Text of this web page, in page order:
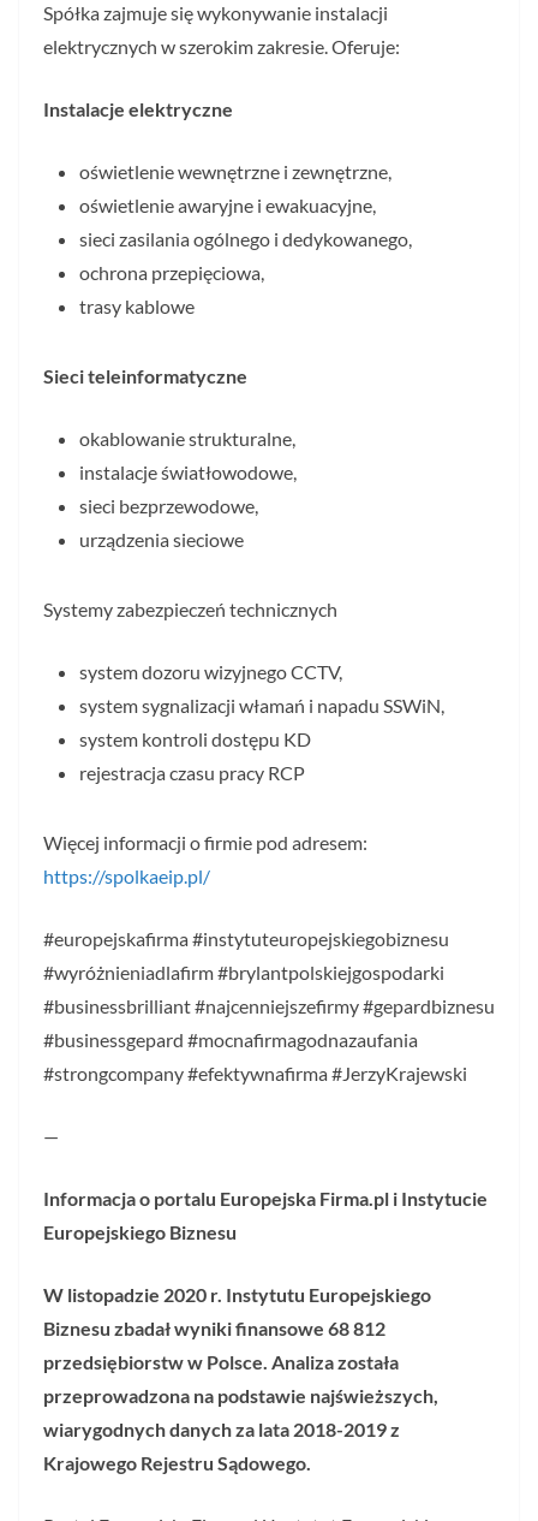
Spółka zajmuje się wykonywanie instalacji
elektrycznych w szerokim zakresie. Oferuje:
Instalacje elektryczne
oświetlenie wewnętrzne i zewnętrzne,
oświetlenie awaryjne i ewakuacyjne,
sieci zasilania ogólnego i dedykowanego,
ochrona przepięciowa,
trasy kablowe
Sieci teleinformatyczne
okablowanie strukturalne,
instalacje światłowodowe,
sieci bezprzewodowe,
urządzenia sieciowe
Systemy zabezpieczeń technicznych
system dozoru wizyjnego CCTV,
system sygnalizacji włamań i napadu SSWiN,
system kontroli dostępu KD
rejestracja czasu pracy RCP
Więcej informacji o firmie pod adresem:
https://spolkaeip.pl/
#europejskafirma #instytuteuropejskiegobiznesu
#wyróżnieniadlafirm #brylantpolskiejgospodarki
#businessbrilliant #najcenniejszefirmy #gepardbiznesu
#businessgepard #mocnafirmagodnazaufania
#strongcompany #efektywnafirma #JerzyKrajewski
—
Informacja o portalu Europejska Firma.pl i Instytucie
Europejskiego Biznesu
W listopadzie 2020 r. Instytutu Europejskiego
Biznesu zbadał wyniki finansowe 68 812
przedsiębiorstw w Polsce. Analiza została
przeprowadzona na podstawie najświeższych,
wiarygodnych danych za lata 2018-2019 z
Krajowego Rejestru Sądowego.